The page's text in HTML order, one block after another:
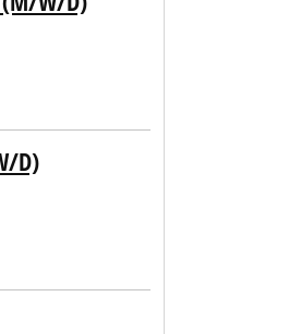
D)